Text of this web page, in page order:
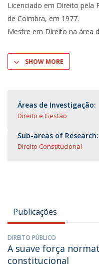
Licenciado em Direito pela
de Coimbra, em 1977.
Mestre em Direito na área
SHOW MORE
Áreas de Investigação:
Direito e Gestão
Sub-areas of Research:
Direito Constitucional
Publicações
DIREITO PÚBLICO
A suave força
constitucional